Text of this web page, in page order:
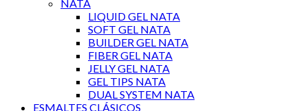
NATA
LIQUID GEL NATA
SOFT GEL NATA
BUILDER GEL NATA
FIBER GEL NATA
JELLY GEL NATA
GEL TIPS NATA
DUAL SYSTEM NATA
ESMALTES CLÁSICOS